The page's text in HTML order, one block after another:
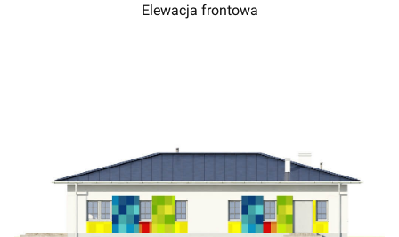
Elewacja frontowa